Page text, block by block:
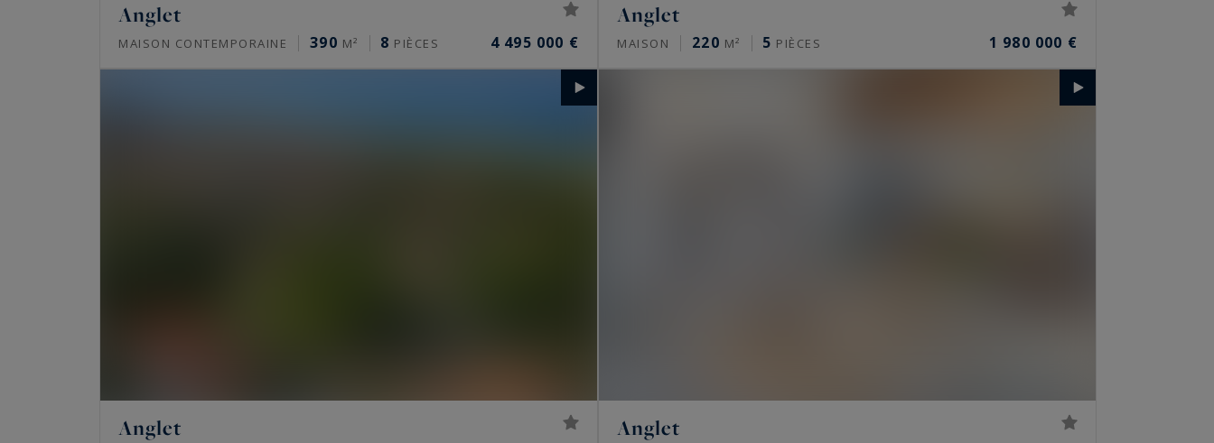
Anglet
MAISON CONTEMPORAINE 390 M² 8 PIÈCES 4 495 000 €
Anglet
MAISON 220 M² 5 PIÈCES 1 980 000 €
Anglet Anglet